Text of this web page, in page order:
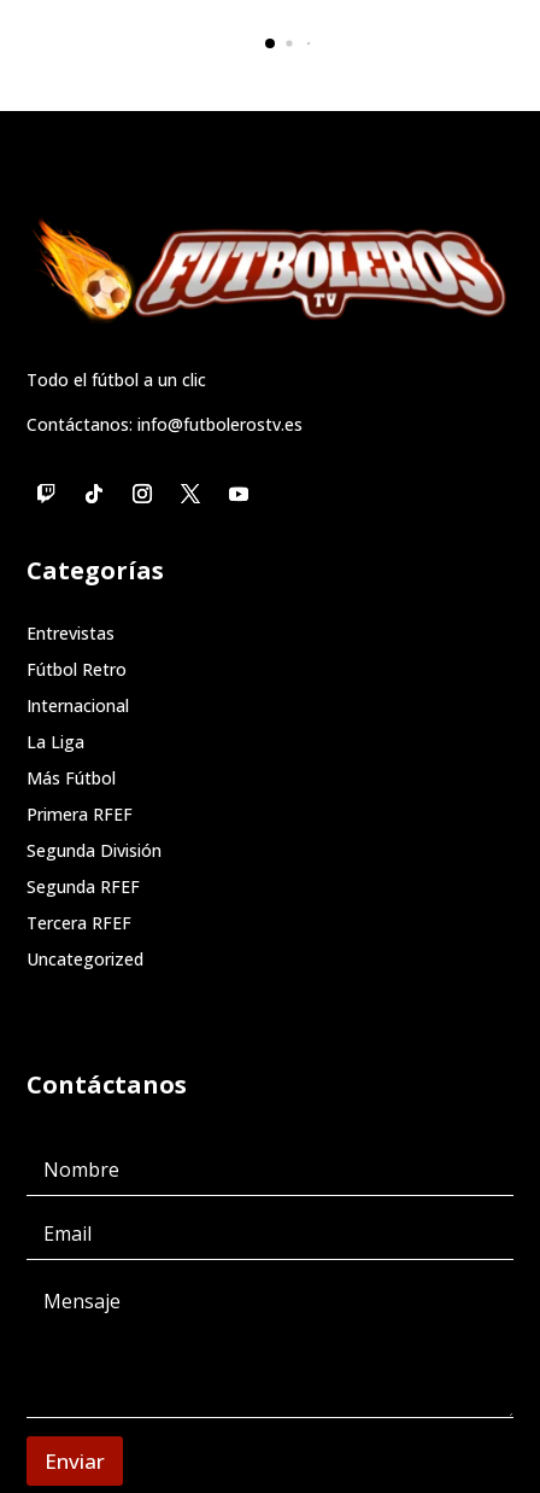
Todo el fútbol a un clic
Contáctanos:info@futbolerostv.es
Categorías
Entrevistas
Fútbol Retro
Internacional
La Liga
Más Fútbol
Primera RFEF
Segunda División
Segunda RFEF
Tercera RFEF
Uncategorized
Contáctanos
Enviar